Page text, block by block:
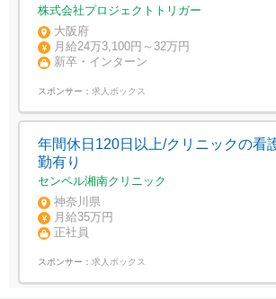
着率高い」大阪市淀川区西中島5丁目
株式会社プロジェクトトリガー
大阪府
月給24万3,100円～32万円
新卒・インターン
スポンサー： 求人ボックス
年間休日120日以上/クリニックの看
勤有り
センペル湘南クリニック
神奈川県
月給35万円
正社員
スポンサー： 求人ボックス